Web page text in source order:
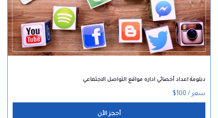
دبلومة اعداد أخصائي اداره مواقع التواصل الاجتماعي
سعر / 100$
أحجز الأن